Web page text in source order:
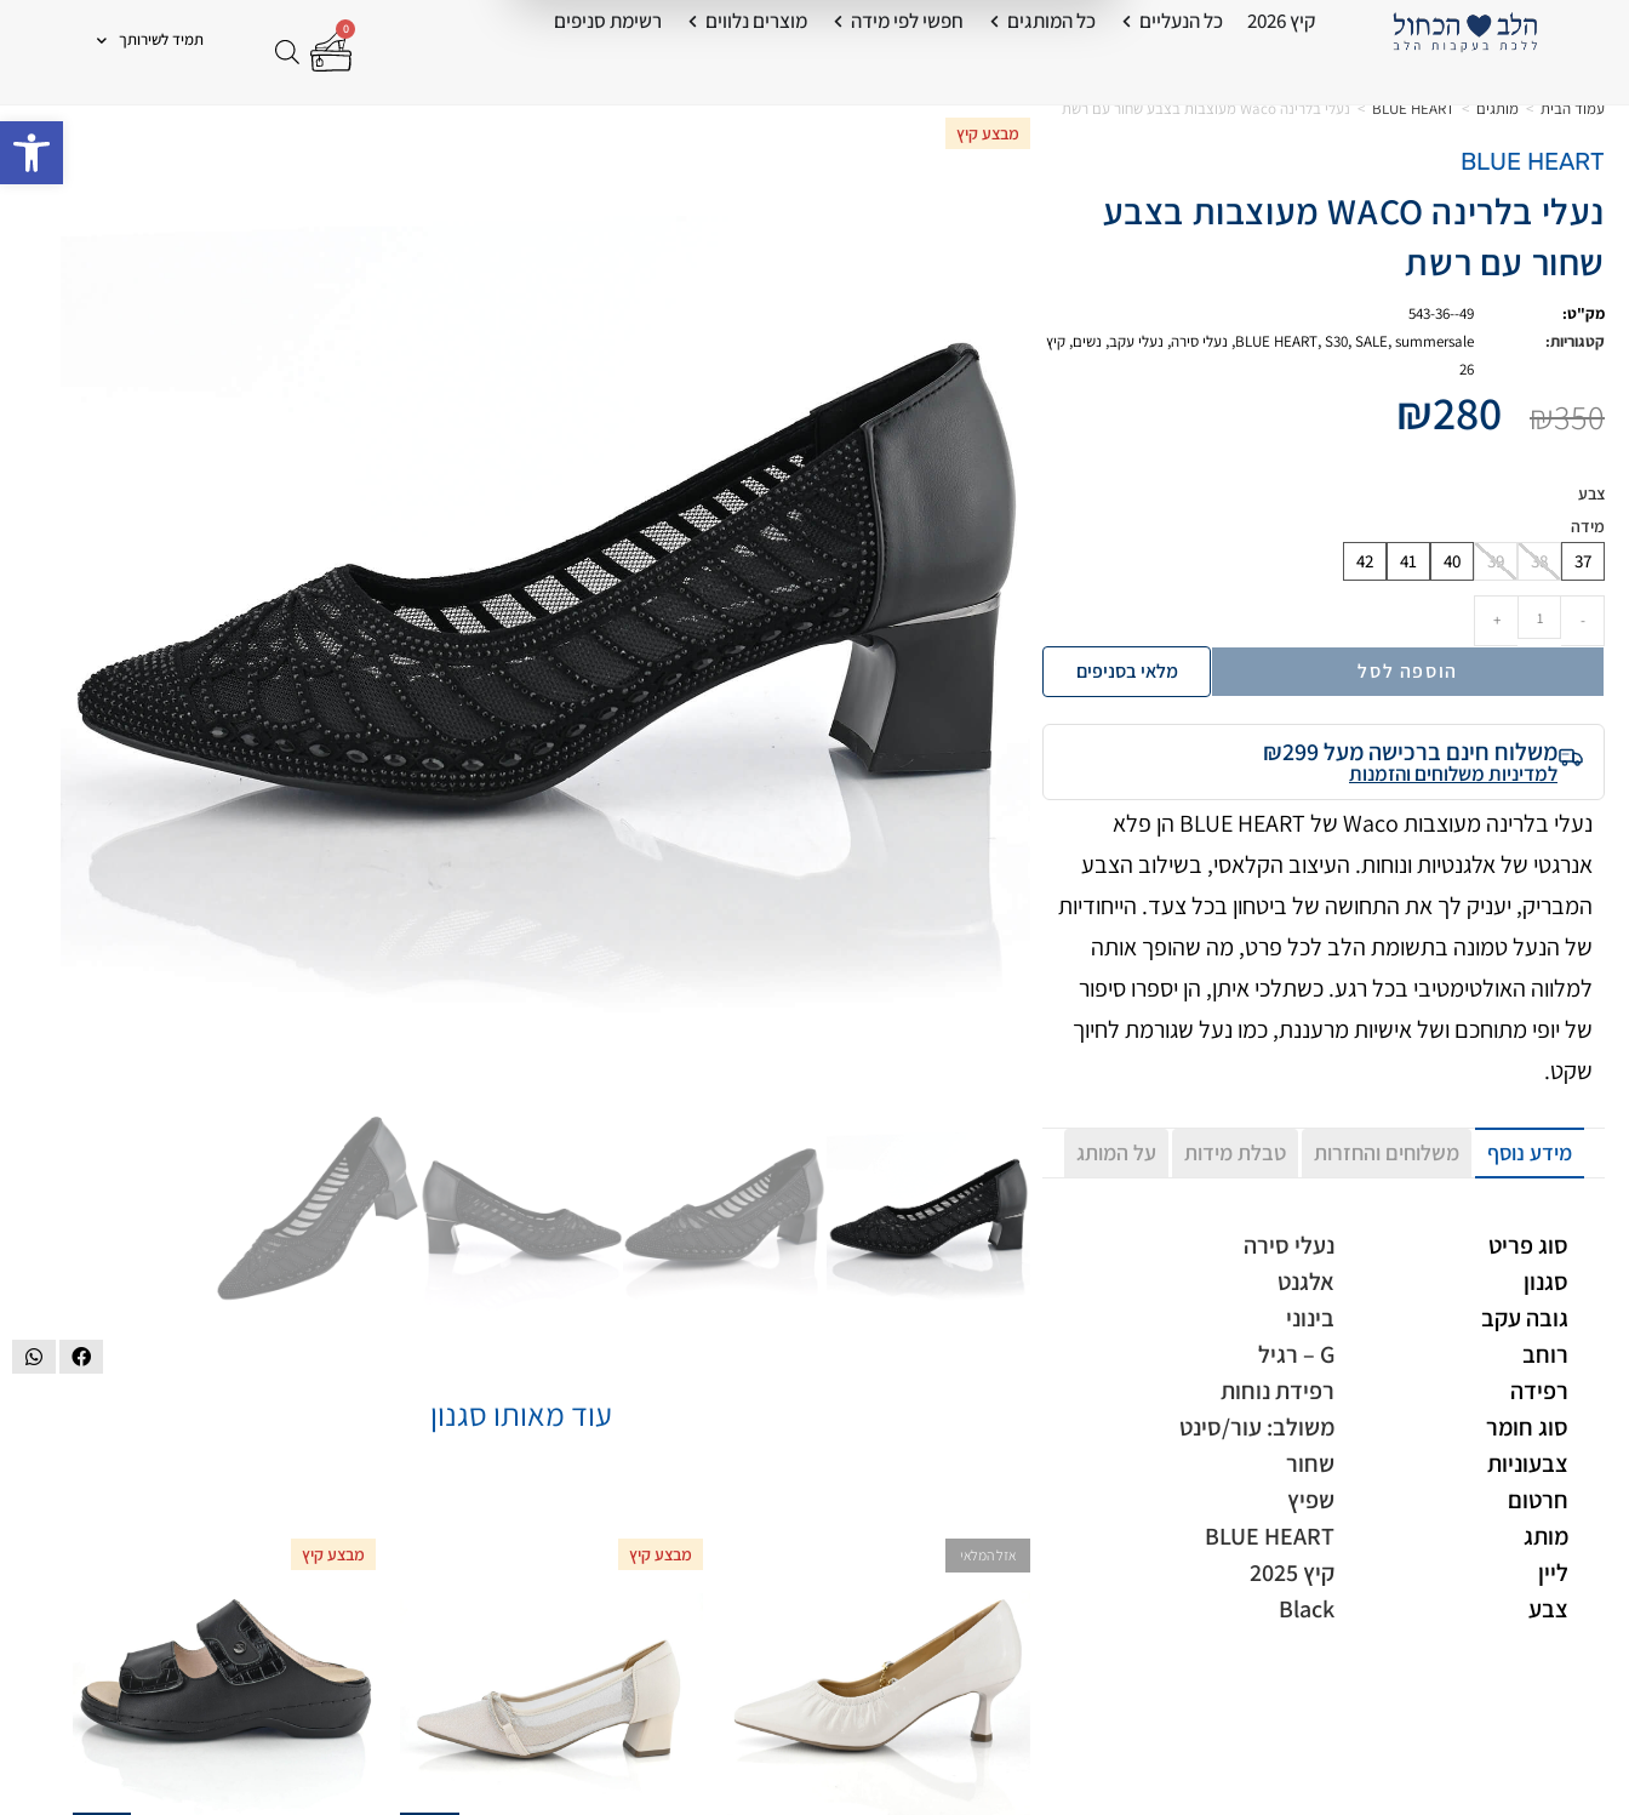
קיץ 2026 כל הנעליים כל המותגים חפשי לפי מידה מוצרים נלווים רשימת סניפים 0
תמיד לשירותך
עמוד הבית > מותגים >
BLUE HEART
> נעלי בלרינה Waco מעוצבות בצבע שחור עם רשת
BLUE HEART
נעלי בלרינה WACO מעוצבות בצבע
שחור עם רשת
מק"ט:
543-36--49
קטגוריות:
BLUE HEART,S30,SALE,summersale
, נעלי סירה, נעלי עקב, נשים, קיץ
26
₪350
₪280
צבע
מידה
37
38
39
40
41
42
-
+
הוספה לסל מלאי בסניפים
משלוח חינם ברכישה מעל ₪299
למדיניות משלוחים והזמנות
נעלי בלרינה מעוצבות Waco של BLUE HEART הן פלא
אנרגטי של אלגנטיות ונוחות. העיצוב הקלאסי, בשילוב הצבע
המבריק, יעניק לך את התחושה של ביטחון בכל צעד. הייחודיות
של הנעל טמונה בתשומת הלב לכל פרט, מה שהופך אותה
למלווה האולטימטיבי בכל רגע. כשתלכי איתן, הן יספרו סיפור
של יופי מתוחכם ושל אישיות מרעננת, כמו נעל שגורמת לחיוך
שקט.
מידע נוסף משלוחים והחזרות טבלת מידות על המותג
סוג פריט
נעלי סירה
סגנון
אלגנט
גובה עקב
בינוני
רוחב
G – רגיל
רפידה
רפידת נוחות
סוג חומר
משולב: עור/סינט
צבעוניות
שחור
חרטום
שפיץ
מותג
BLUE HEART
ליין
קיץ 2025
צבע
Black
מבצע קיץ
עוד מאותו סגנון
אזל המלאי מבצע קיץ מבצע קיץ